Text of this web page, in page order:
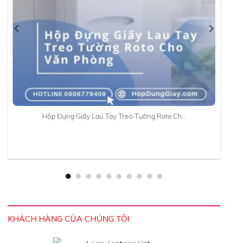
Hộp Đựng Giấy Lau Tay Treo Tường Roto Ch…
KHÁCH HÀNG CỦA CHÚNG TÔI